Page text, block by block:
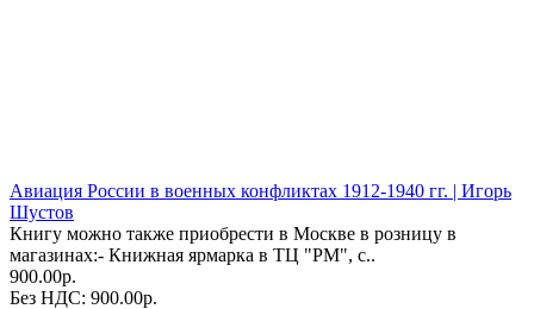
Авиация России в военных конфликтах 1912-1940 гг. | Игорь
Шустов
Книгу можно также приобрести в Москве в розницу в
магазинах:- Книжная ярмарка в ТЦ "РМ", с..
900.00р.
Без НДС: 900.00р.